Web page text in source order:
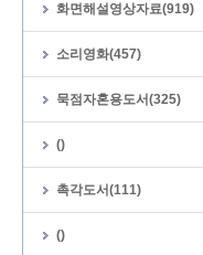
화면해설영상자료(919)
소리영화(457)
묵점자혼용도서(325)
()
촉각도서(111)
()